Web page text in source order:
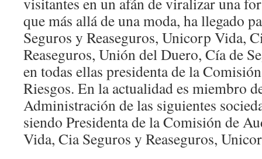
que más allá de una moda, ha llegado
Seguros y Reaseguros, Unicorp Vida,
Reaseguros, Unión del Duero, Cía de
en todas ellas presidenta de la
Riesgos. En la actualidad es miembro
Administración de las siguientes
siendo Presidenta de la Comisión de
Vida, Cia Seguros y Reaseguros,